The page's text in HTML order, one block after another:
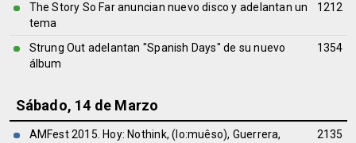
The Story So Far anuncian nuevo disco y adelantan un
tema
1212
Strung Out adelantan "Spanish Days" de su nuevo
álbum
1354
Sábado, 14 de Marzo
AMFest 2015. Hoy: Nothink, (lo:muêso), Guerrera,
2135